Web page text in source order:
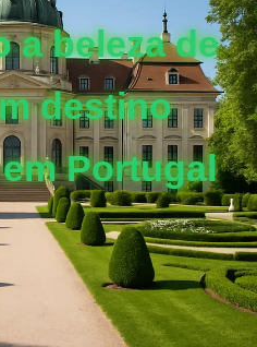
a beleza de
destino
Portugal